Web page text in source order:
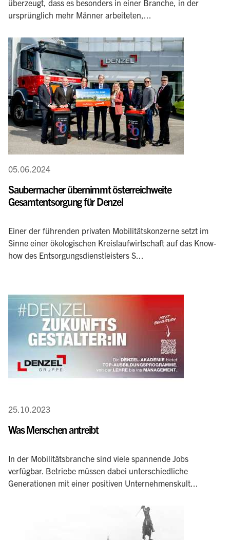
überzeugt, dass es besonders in einer Branche, in der
ursprünglich mehr Männer arbeiteten,...
05.06.2024
Saubermacher übernimmt österreichweite
Gesamtentsorgung für Denzel
Einer der führenden privaten Mobilitätskonzerne setzt im
Sinne einer ökologischen Kreislaufwirtschaft auf das Know-
how des Entsorgungsdienstleisters S...
25.10.2023
Was Menschen antreibt
In der Mobilitätsbranche sind viele spannende Jobs
verfügbar. Betriebe müssen dabei unterschiedliche
Generationen mit einer positiven Unternehmenskult...